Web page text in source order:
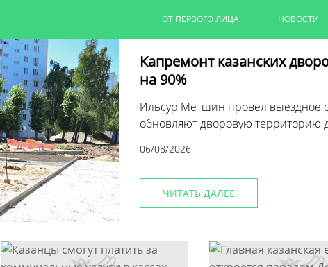
ОТ ПЕРВОГО ЛИЦА НОВОСТИ
Капремонт казанских
на 90%
Ильсур Метшин провел выездное
обновляют дворовую территорию
06/08/2026
ЧИТАТЬ ДАЛЕЕ